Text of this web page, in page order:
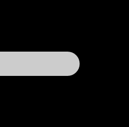
жанра. Для
напильник' и прочее.